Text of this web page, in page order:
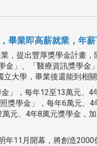
畢業即高薪就業，年
，提出豐厚獎學金計畫
」、「醫療資訊獎學金
大學，畢業後還能到相
」，每年12至13萬元、
獎學金」，每年6萬元、
元、4年8萬元獎學金，
11月開幕，將創造